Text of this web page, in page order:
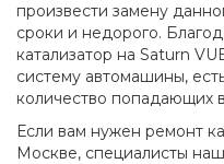
произвести замену
сроки и недорого.
катализатор на Saturn
систему автомашины,
количество попадающих
Если вам нужен ремонт
Москве, специалисты